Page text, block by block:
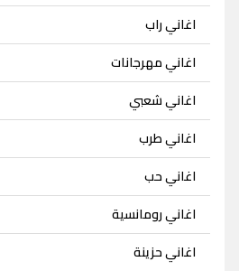
اغاني راب
اغاني مهرجانات
اغاني شعبي
اغاني طرب
اغاني حب
اغاني رومانسية
اغاني حزينة